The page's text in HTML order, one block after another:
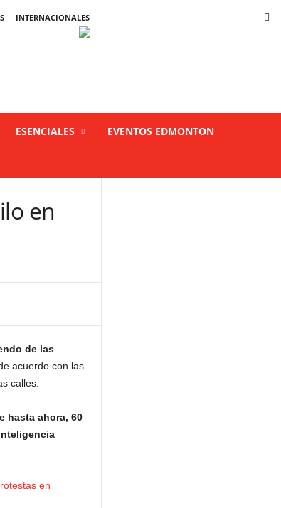
INTERNACIONALES
ESENCIALES EVENTOS EDMONTON
en
de las
acuerdo con las
calles.
hasta ahora, 60
en